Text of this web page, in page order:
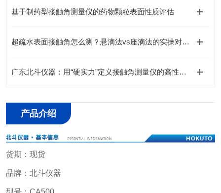
基于制药型接触角测量仪的药物颗粒表面性质评估
超疏水表面接触角怎么测？悬滴法vs座滴法的实操对比与选择建议
广东北斗仪器：用“硬实力”定义接触角测量仪的高性价比之选
产品介绍
货期：现货
品牌：北斗仪器